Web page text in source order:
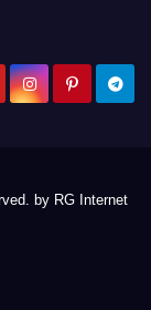
by RG Internet